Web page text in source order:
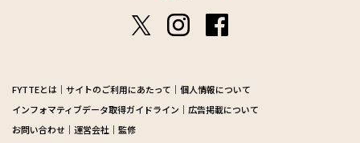
FYTTEとは サイトのご利用にあたって
個人情報について
インフォマティブデータ取得ガイドライン
広告掲載について
お問い合わせ
運営会社 監修